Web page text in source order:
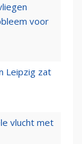
voor
Leipzig zat
vlucht met